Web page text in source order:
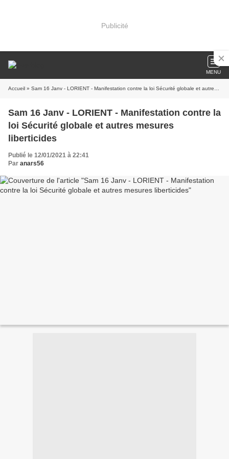
Publicité
MENU
Accueil » Sam 16 Janv - LORIENT - Manifestation contre la loi Sécurité globale et autres mesures liberticides
Sam 16 Janv - LORIENT - Manifestation contre la
loi Sécurité globale et autres mesures
liberticides
Publié le 12/01/2021 à 22:41
Par anars56